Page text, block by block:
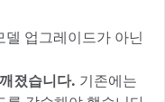
업그레이드가 아닌
졌습니다. 기존에는